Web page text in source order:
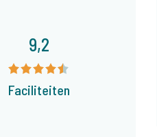
9,2
Faciliteiten